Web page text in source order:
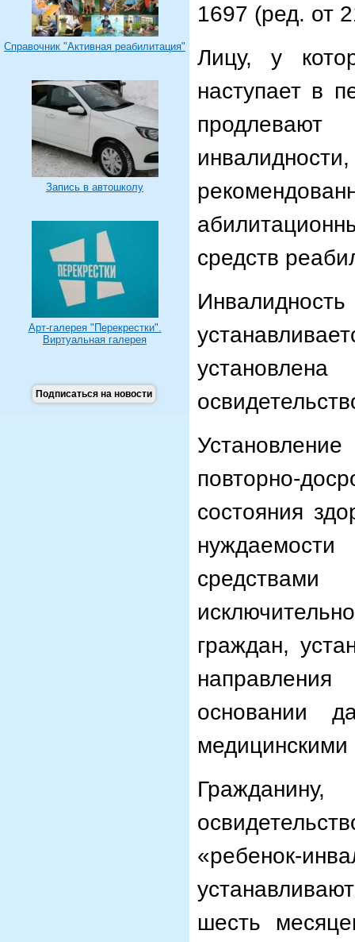
Справочник "Активная реабилитация"
Запись в автошколу
Арт-галерея "Перекрестки".
Виртуальная галерея
Подписаться на новости
1697 (ред. от
Лицу, у
наступает в
средств
повторно-
состояния
средствами
граждан,
основании
медицинскими
«ребенок-
шесть